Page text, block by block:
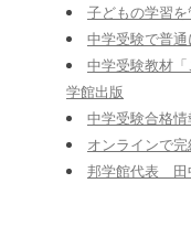
子どもの学習
中学受験で普通
中学受験教材
学館出版
中学受験合格情
オンラインで
邦学館代表 田